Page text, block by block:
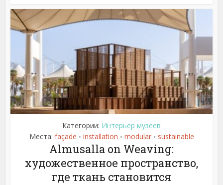
Категории: Интерьер музеев
Места: façade • installation • modular • sustainable
Almusalla on Weaving:
художественное пространство,
где ткань становится